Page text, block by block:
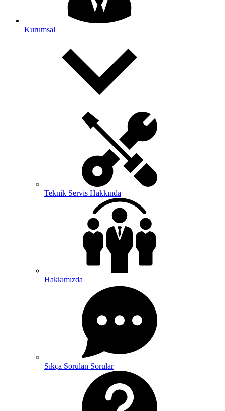
Kurumsal
Teknik Servis Hakkında
Hakkımızda
Sıkça Sorulan Sorular